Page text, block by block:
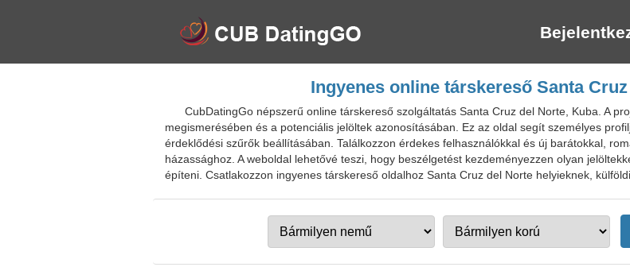
Ingyenes online társkereső Santa
CubDatingGo népszerű online társkereső szolgáltatás Santa Cruz del Norte, Kuba. A
megismerésében és a potenciális jelöltek azonosításában. Ez az oldal segít személyes
érdeklődési szűrők beállításában. Találkozzon érdekes felhasználókkal és új barátokkal,
házassághoz. A weboldal lehetővé teszi, hogy beszélgetést kezdeményezzen olyan
építeni. Csatlakozzon ingyenes társkereső oldalhoz Santa Cruz del Norte helyieknek,